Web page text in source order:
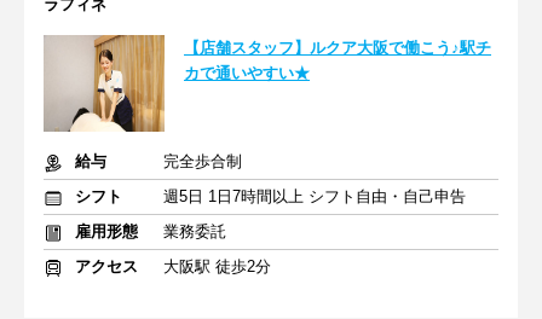
ラフィネ
【店舗スタッフ】ルクア大阪で働こう♪駅チ
カで通いやすい★
給与
完全歩合制
シフト
週5日 1日7時間以上 シフト自由・自己申告
雇用形態
業務委託
アクセス
大阪駅 徒歩2分